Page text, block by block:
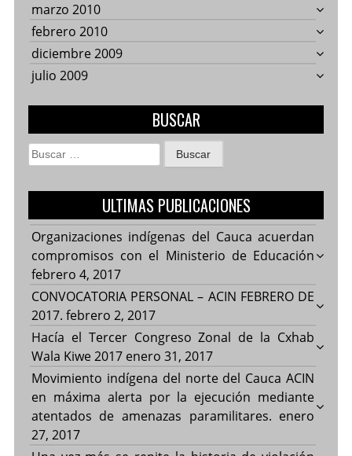
marzo 2010
febrero 2010
diciembre 2009
julio 2009
BUSCAR
Buscar:
ULTIMAS PUBLICACIONES
Organizaciones indígenas del Cauca acuerdan
compromisos con el Ministerio de Educación
febrero 4, 2017
CONVOCATORIA PERSONAL – ACIN FEBRERO DE
2017. febrero 2, 2017
Hacía el Tercer Congreso Zonal de la Cxhab
Wala Kiwe 2017 enero 31, 2017
Movimiento indígena del norte del Cauca ACIN
en máxima alerta por la ejecución mediante
atentados de amenazas paramilitares. enero
27, 2017